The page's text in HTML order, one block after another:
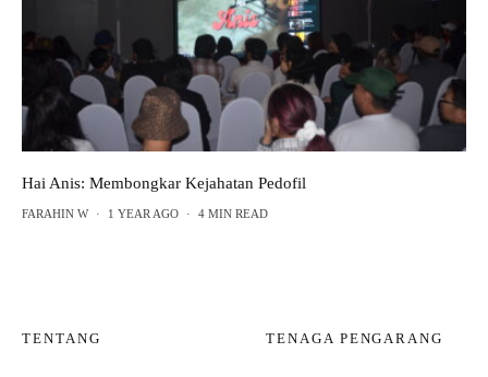
Hai Anis: Membongkar Kejahatan Pedofil
FARAHIN W · 1 YEAR AGO · 4 MIN READ
TENTANG TENAGA PENGARANG